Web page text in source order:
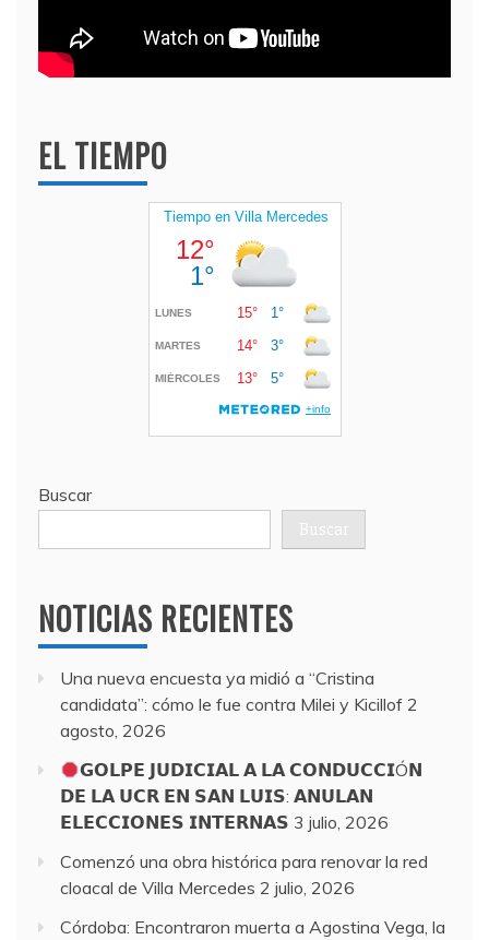
EL TIEMPO
Buscar
Buscar
NOTICIAS RECIENTES
Una nueva encuesta ya midió a “Cristina
candidata”: cómo le fue contra Milei y Kicillof 2
agosto, 2026
𝗚𝗢𝗟𝗣𝗘 𝗝𝗨𝗗𝗜𝗖𝗜𝗔𝗟 𝗔 𝗟𝗔 𝗖𝗢𝗡𝗗𝗨𝗖𝗖𝗜Ó𝗡
𝗗𝗘 𝗟𝗔 𝗨𝗖𝗥 𝗘𝗡 𝗦𝗔𝗡 𝗟𝗨𝗜𝗦: 𝗔𝗡𝗨𝗟𝗔𝗡
𝗘𝗟𝗘𝗖𝗖𝗜𝗢𝗡𝗘𝗦 𝗜𝗡𝗧𝗘𝗥𝗡𝗔𝗦 3 julio, 2026
Comenzó una obra histórica para renovar la red
cloacal de Villa Mercedes 2 julio, 2026
Córdoba: Encontraron muerta a Agostina Vega, la